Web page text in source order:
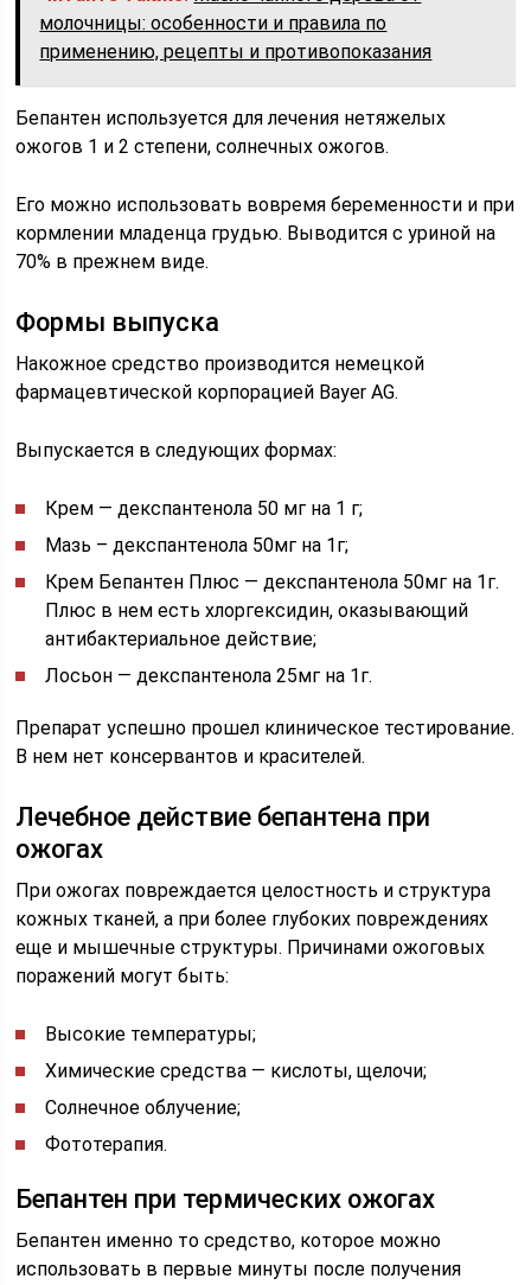
молочницы: особенности и правила по
применению, рецепты и противопоказания
Бепантен используется для лечения нетяжелых
ожогов 1 и 2 степени, солнечных ожогов.
Его можно использовать вовремя беременности и при
кормлении младенца грудью. Выводится с уриной на
70% в прежнем виде.
Формы выпуска
Накожное средство производится немецкой
фармацевтической корпорацией Bayer AG.
Выпускается в следующих формах:
Крем — декспантенола 50 мг на 1 г;
Мазь – декспантенола 50мг на 1г;
Крем Бепантен Плюс — декспантенола 50мг на 1г.
Плюс в нем есть хлоргексидин, оказывающий
антибактериальное действие;
Лосьон — декспантенола 25мг на 1г.
Препарат успешно прошел клиническое тестирование.
В нем нет консервантов и красителей.
Лечебное действие бепантена при
ожогах
При ожогах повреждается целостность и структура
кожных тканей, а при более глубоких повреждениях
еще и мышечные структуры. Причинами ожоговых
поражений могут быть:
Высокие температуры;
Химические средства — кислоты, щелочи;
Солнечное облучение;
Фототерапия.
Бепантен при термических ожогах
Бепантен именно то средство, которое можно
использовать в первые минуты после получения